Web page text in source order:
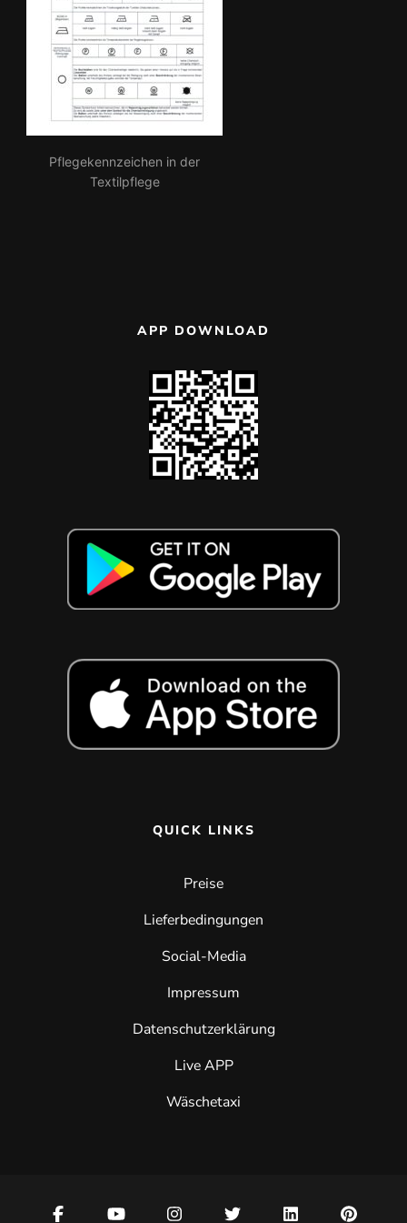
Pflegekennzeichen in der
Textilpflege
APP DOWNLOAD
QUICK LINKS
Preise
Lieferbedingungen
Social-Media
Impressum
Datenschutzerklärung
Live APP
Wäschetaxi